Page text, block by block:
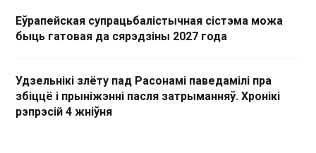
Еўрапейская супрацьбалістычная сістэма можа
быць гатовая да сярэдзіны 2027 года
Удзельнікі злёту пад Расонамі паведамілі пра
збіццё і прыніжэнні пасля затрыманняў. Хронікі
рэпрэсій 4 жніўня